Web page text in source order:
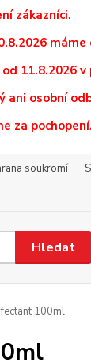
zákazníci.
máme
11.8.2026
ani osobní
za pochopení.
soukromí
Hledat
100ml